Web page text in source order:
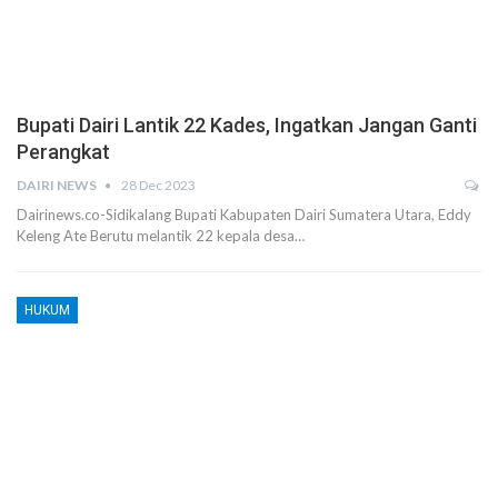
Bupati Dairi Lantik 22 Kades, Ingatkan Jangan Ganti
Perangkat
DAIRI NEWS 28 Dec 2023
Dairinews.co-Sidikalang Bupati Kabupaten Dairi Sumatera Utara, Eddy
Keleng Ate Berutu melantik 22 kepala desa…
HUKUM